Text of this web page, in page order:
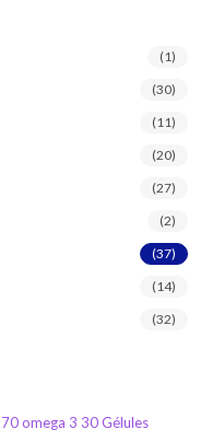
(1)
(30)
(11)
(20)
(27)
(2)
(37)
(14)
(32)
omega 3 30 Gélules